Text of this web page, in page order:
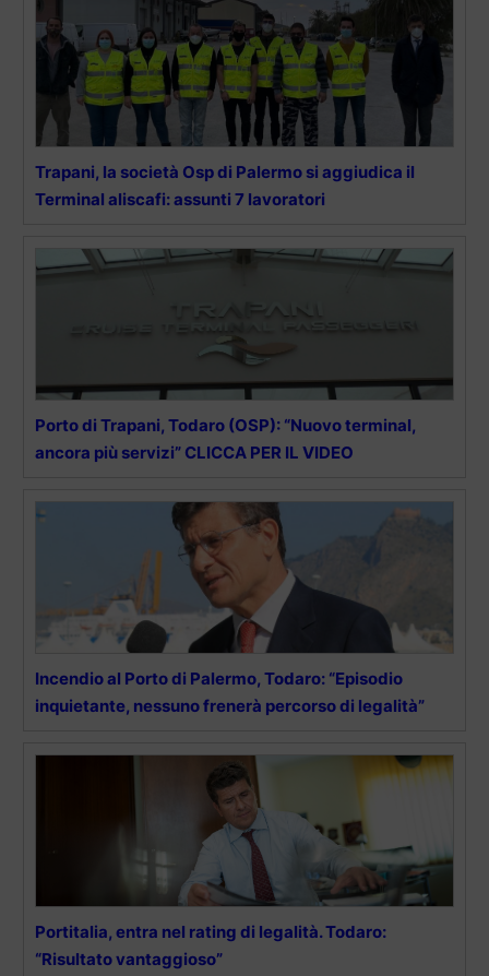
Trapani, la società Osp di Palermo si aggiudica il
Terminal aliscafi: assunti 7 lavoratori
Porto di Trapani, Todaro (OSP): “Nuovo terminal,
ancora più servizi” CLICCA PER IL VIDEO
Incendio al Porto di Palermo, Todaro: “Episodio
inquietante, nessuno frenerà percorso di legalità”
Portitalia, entra nel rating di legalità. Todaro:
“Risultato vantaggioso”